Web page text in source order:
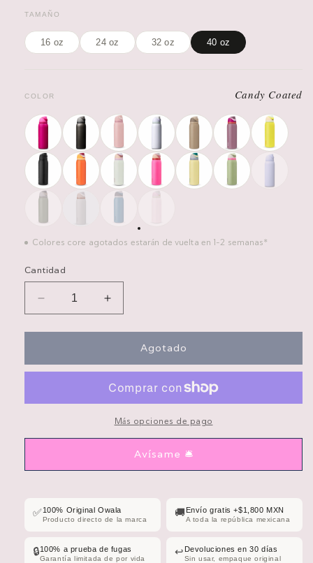
TAMAÑO
16 oz 24 oz 32 oz 40 oz
COLOR Candy Coated
Colores core agotados estarán de vuelta en 1-2 semanas*
Cantidad
Reducir
cantidad
para
40
Coated
Aumentar
cantidad
para
FreeSip
40
Candy
Coated
Agotado
Más opciones de pago
Avísame 🛎️
✅100% Original Owala
Producto directo de la marca
🚚 Envío gratis +$1,800 MXN
A toda la república mexicana
🔒100% a prueba de fugas
Garantía limitada de por vida
↩️ Devoluciones en 30 días
Sin usar, empaque original